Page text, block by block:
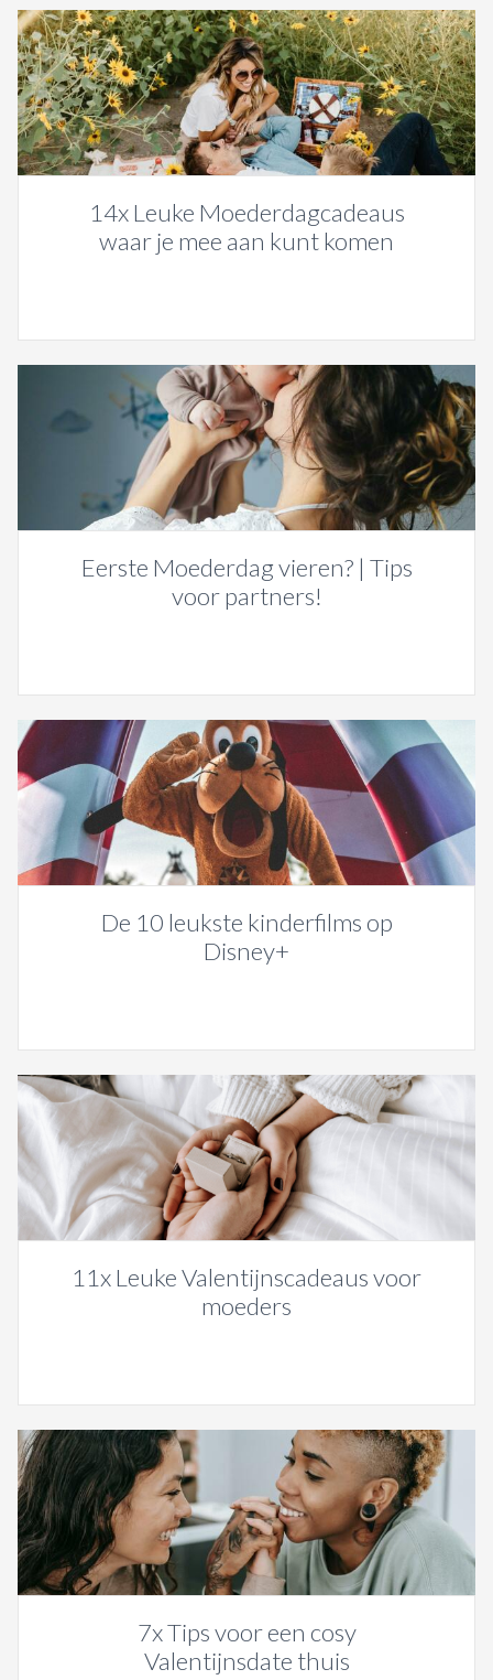
14x Leuke Moederdagcadeaus
waar je mee aan kunt komen
Eerste Moederdag vieren? | Tips
voor partners!
De 10 leukste kinderfilms op
Disney+
11x Leuke Valentijnscadeaus voor
moeders
7x Tips voor een cosy
Valentijnsdate thuis